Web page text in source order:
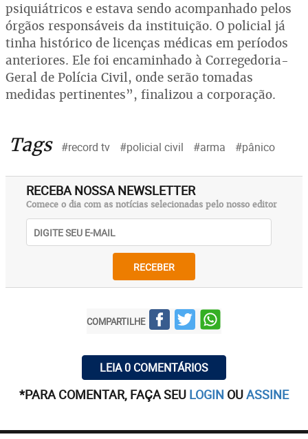
psiquiátricos e estava sendo acompanhado pelos
órgãos responsáveis da instituição. O policial já
tinha histórico de licenças médicas em períodos
anteriores. Ele foi encaminhado à Corregedoria-
Geral de Polícia Civil, onde serão tomadas
medidas pertinentes”, finalizou a corporação.
Tags #record tv #policial civil #arma #pânico
RECEBA NOSSA NEWSLETTER
Comece o dia com as notícias selecionadas pelo nosso editor
RECEBER
COMPARTILHE
LEIA 0 COMENTÁRIOS
*PARA COMENTAR, FAÇA SEU LOGIN OUASSINE